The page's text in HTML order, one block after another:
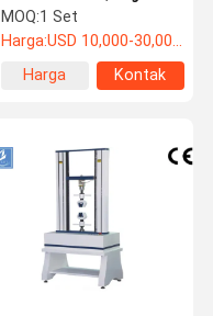
Tembaga Kawat Rebar
Alat Uji Tarik
MOQ:1 Set
Harga:USD 10,000-30,000/set
Harga
Kontak